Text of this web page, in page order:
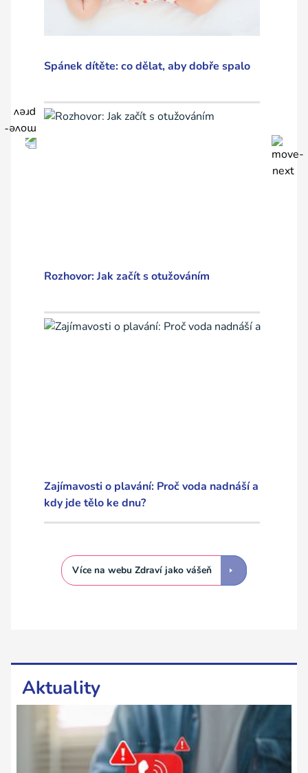
Spánek dítěte: co dělat, aby dobře spalo
Rozhovor: Jak začít s otužováním
Zajímavosti o plavání: Proč voda nadnáší a
kdy jde tělo ke dnu?
Více na webu Zdraví jako vášeň
Aktuality